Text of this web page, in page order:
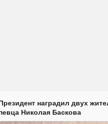
наградил двух
Николая Баскова